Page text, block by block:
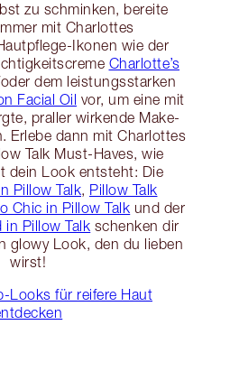
zu schminken, bereite
mit Charlottes
Ikonen wie der
Charlotte’s
dem leistungsstarken
Facial Oil vor, um eine mit
praller wirkende Make-
Erlebe dann mit Charlottes
Talk Must-Haves, wie
dein Look entsteht: Die
Pillow Talk, Pillow Talk
Chic in Pillow Talk und der
in Pillow Talk schenken dir
glowy Look, den du lieben
wirst!
Looks für reifere Haut